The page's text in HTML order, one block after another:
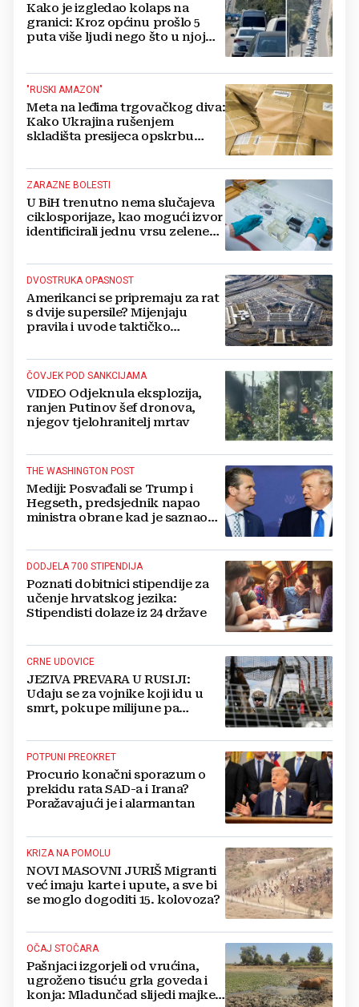
Kako je izgledao kolaps na
granici: Kroz općinu prošlo 5
puta više ljudi nego što u njoj
"RUSKI AMAZON"
Meta na leđima trgovačkog diva:
Kako Ukrajina rušenjem
skladišta presijeca opskrbu
ZARAZNE BOLESTI
U BiH trenutno nema slučajeva
ciklosporijaze, kao mogući izvor
identificirali jednu vrsu zelene
DVOSTRUKA OPASNOST
Amerikanci se pripremaju za rat
s dvije supersile? Mijenjaju
pravila i uvode taktičko
ČOVJEK POD SANKCIJAMA
VIDEO Odjeknula eksplozija,
ranjen Putinov šef dronova,
njegov tjelohranitelj mrtav
THE WASHINGTON POST
Mediji: Posvađali se Trump i
Hegseth, predsjednik napao
ministra obrane kad je saznao
DODJELA 700 STIPENDIJA
Poznati dobitnici stipendije za
učenje hrvatskog jezika:
Stipendisti dolaze iz 24 države
CRNE UDOVICE
JEZIVA PREVARA U RUSIJI:
Udaju se za vojnike koji idu u
smrt, pokupe milijune pa
POTPUNI PREOKRET
Procurio konačni sporazum o
prekidu rata SAD-a i Irana?
Poražavajući je i alarmantan
KRIZA NA POMOLU
NOVI MASOVNI JURIŠ Migranti
već imaju karte i upute, a sve bi
se moglo dogoditi 15. kolovoza?
OČAJ STOČARA
Pašnjaci izgorjeli od vrućina,
ugroženo tisuću grla goveda i
konja: Mladunčad slijedi majke,